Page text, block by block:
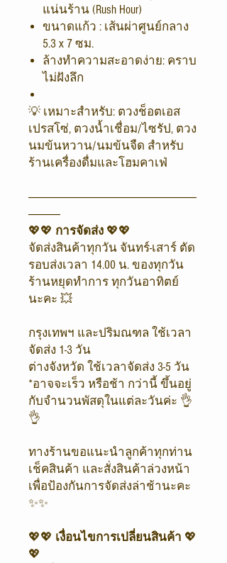
แน่นร้าน (Rush Hour)
ขนาดแก้ว : เส้นผ่าศูนย์กลาง
5.3 x 7 ซม.
ล้างทำความสะอาดง่าย: คราบ
ไม่ฝังลึก
💡 เหมาะสำหรับ: ตวงช็อตเอส
เปรสโซ่, ตวงน้ำเชื่อม/ไซรัป, ตวง
นมข้นหวาน/นมข้นจืด สำหรับ
ร้านเครื่องดื่มและโฮมคาเฟ่
-------------------------------------------------------------------------------
---------------
💖💖 การจัดส่ง 💖💖
จัดส่งสินค้าทุกวัน จันทร์-เสาร์ ตัด
รอบส่งเวลา 14.00 น. ของทุกวัน
ร้านหยุดทำการ ทุกวันอาทิตย์
นะคะ 💥
กรุงเทพฯ และปริมณฑล ใช้เวลา
จัดส่ง 1-3 วัน
ต่างจังหวัด ใช้เวลาจัดส่ง 3-5 วัน
*อาจจะเร็ว หรือช้า กว่านี้ ขึ้นอยู่
กับจำนวนพัสดุในแต่ละวันค่ะ 👌
👌
ทางร้านขอแนะนำลูกค้าทุกท่าน
เช็คสินค้า และสั่งสินค้าล่วงหน้า
เพื่อป้องกันการจัดส่งล่าช้านะคะ
✨✨
💖💖 เงื่อนไขการเปลี่ยนสินค้า 💖
💖